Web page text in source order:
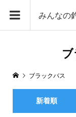
みんなの
ブラックバス
新着順